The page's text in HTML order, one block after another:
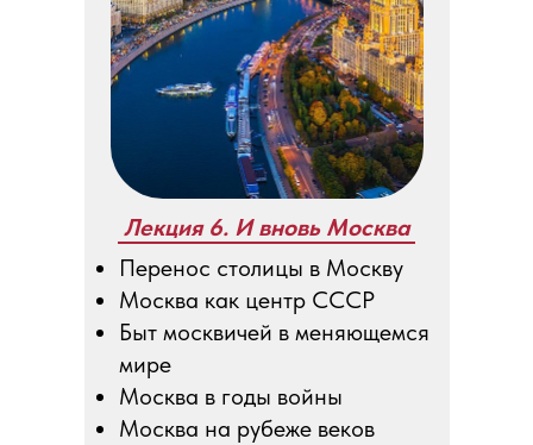
Лекция 6. И вновь Москва
Перенос столицы в Москву
Москва как центр СССР
Быт москвичей в меняющемся
мире
Москва в годы войны
Москва на рубеже веков